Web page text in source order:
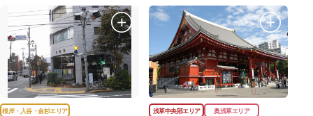
根岸・入谷・金杉エリア 浅草中央部エリア 奥浅草エリア